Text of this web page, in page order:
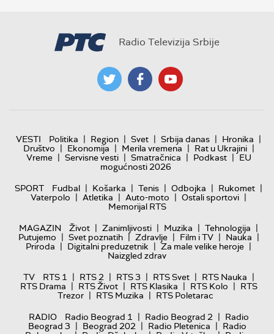
Radio Televizija Srbije
VESTI Politika | Region | Svet | Srbija danas | Hronika |
Društvo | Ekonomija | Merila vremena | Rat u Ukrajini |
Vreme | Servisne vesti | Smatračnica | Podkast | EU
mogućnosti 2026
SPORT
Fudbal | Košarka | Tenis | Odbojka | Rukomet |
Vaterpolo | Atletika | Auto-moto | Ostali sportovi |
Memorijal RTS
MAGAZIN
Život | Zanimljivosti | Muzika | Tehnologija |
Putujemo | Svet poznatih | Zdravlje | Film i TV | Nauka |
Priroda | Digitalni preduzetnik | Za male velike heroje |
Naizgled zdrav
TV
RTS 1 | RTS 2 | RTS 3 | RTS Svet | RTS Nauka |
RTS Drama | RTS Život | RTS Klasika | RTS Kolo | RTS
Trezor | RTS Muzika | RTS Poletarac
RADIO
Radio Beograd 1 | Radio Beograd 2 | Radio
Beograd 3 | Beograd 202 | Radio Pletenica | Radio